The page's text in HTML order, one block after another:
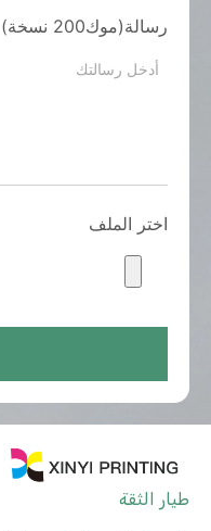
رسالة(موك200 نسخة) *
اختر الملف
طيار الثقة